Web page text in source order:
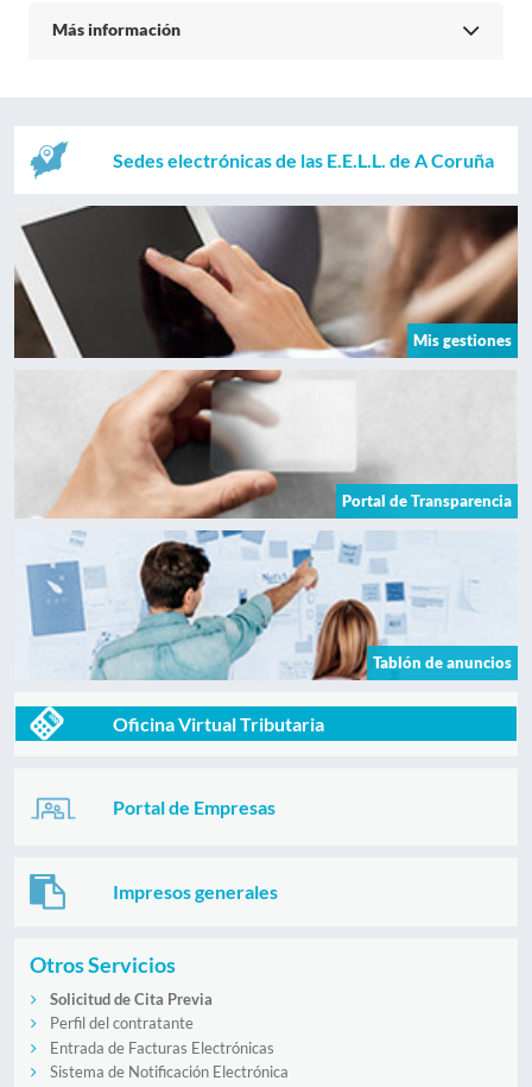
Más información
Sedes electrónicas de las E.E.L.L. de A Coruña
Mis gestiones
Portal de Transparencia
Tablón de anuncios
Oficina Virtual Tributaria
Portal de Empresas
Impresos generales
Otros Servicios
Solicitud de Cita Previa
Perfil del contratante
Entrada de Facturas Electrónicas
Sistema de Notificación Electrónica